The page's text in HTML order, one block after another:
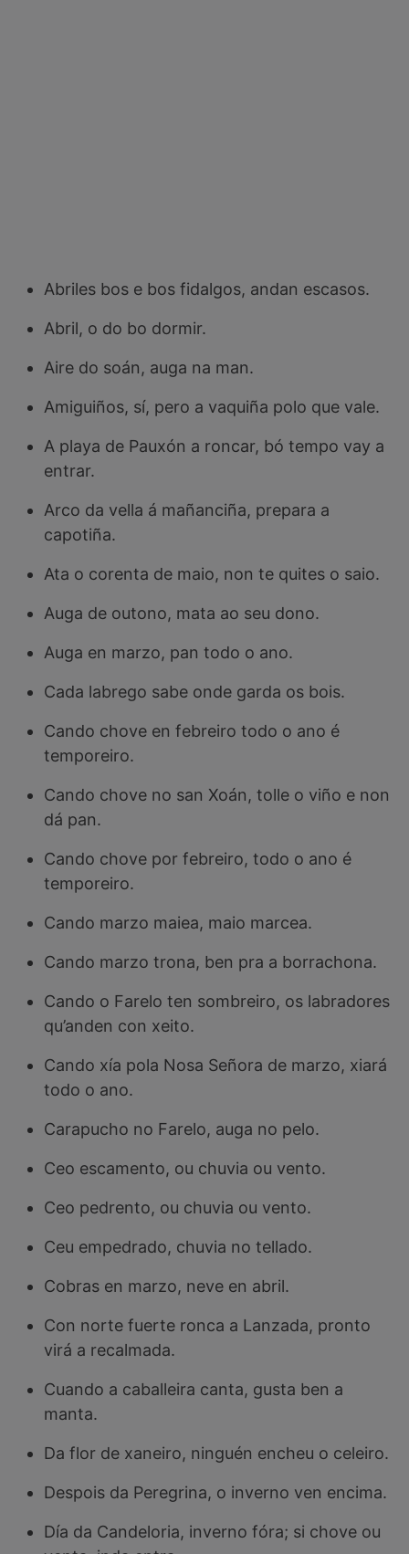
Abriles bos e bos fidalgos, andan escasos.
Abril, o do bo dormir.
Aire do soán, auga na man.
Amiguiños, sí, pero a vaquiña polo que vale.
A playa de Pauxón a roncar, bó tempo vay a
entrar.
Arco da vella á mañanciña, prepara a
capotiña.
Ata o corenta de maio, non te quites o saio.
Auga de outono, mata ao seu dono.
Auga en marzo, pan todo o ano.
Cada labrego sabe onde garda os bois.
Cando chove en febreiro todo o ano é
temporeiro.
Cando chove no san Xoán, tolle o viño e non
dá pan.
Cando chove por febreiro, todo o ano é
temporeiro.
Cando marzo maiea, maio marcea.
Cando marzo trona, ben pra a borrachona.
Cando o Farelo ten sombreiro, os labradores
qu’anden con xeito.
Cando xía pola Nosa Señora de marzo, xiará
todo o ano.
Carapucho no Farelo, auga no pelo.
Ceo escamento, ou chuvia ou vento.
Ceo pedrento, ou chuvia ou vento.
Ceu empedrado, chuvia no tellado.
Cobras en marzo, neve en abril.
Con norte fuerte ronca a Lanzada, pronto
virá a recalmada.
Cuando a caballeira canta, gusta ben a
manta.
Da flor de xaneiro, ninguén encheu o celeiro.
Despois da Peregrina, o inverno ven encima.
Día da Candeloria, inverno fóra; si chove ou